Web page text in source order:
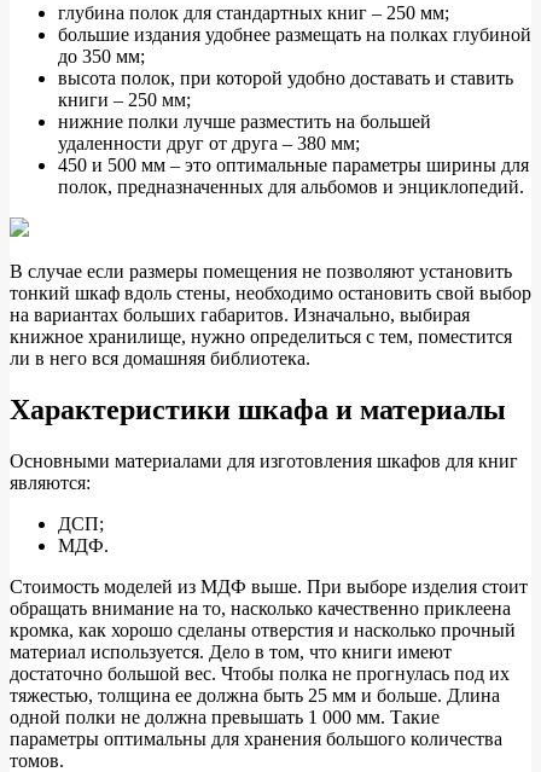
глубина полок для стандартных книг – 250 мм;
большие издания удобнее размещать на полках глубиной
до 350 мм;
высота полок, при которой удобно доставать и ставить
книги – 250 мм;
нижние полки лучше разместить на большей
удаленности друг от друга – 380 мм;
450 и 500 мм – это оптимальные параметры ширины для
полок, предназначенных для альбомов и энциклопедий.
В случае если размеры помещения не позволяют установить
тонкий шкаф вдоль стены, необходимо остановить свой выбор
на вариантах больших габаритов. Изначально, выбирая
книжное хранилище, нужно определиться с тем, поместится
ли в него вся домашняя библиотека.
Характеристики шкафа и материалы
Основными материалами для изготовления шкафов для книг
являются:
ДСП;
МДФ.
Стоимость моделей из МДФ выше. При выборе изделия стоит
обращать внимание на то, насколько качественно приклеена
кромка, как хорошо сделаны отверстия и насколько прочный
материал используется. Дело в том, что книги имеют
достаточно большой вес. Чтобы полка не прогнулась под их
тяжестью, толщина ее должна быть 25 мм и больше. Длина
одной полки не должна превышать 1 000 мм. Такие
параметры оптимальны для хранения большого количества
томов.